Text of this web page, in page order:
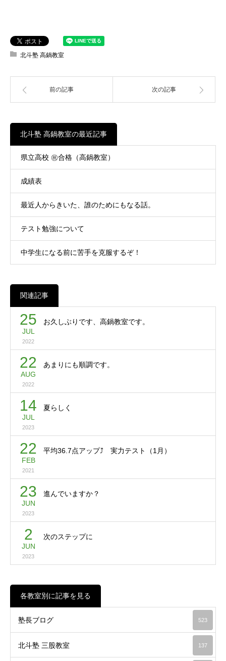
北斗塾 高鍋教室
前の記事 次の記事
北斗塾 高鍋教室の最近記事
県立高校 ㊗合格（高鍋教室）
成績表
最近人からきいた、誰のためにもなる話。
テスト勉強について
中学生になる前に苦手を克服するぞ！
関連記事
25
JUL
2022
お久しぶりです、高鍋教室です。
22
AUG
2022
あまりにも順調です。
14
JUL
2023
夏らしく
22
FEB
2021
平均36.7点アップ⤴ 実力テスト（1月）
23
JUN
2023
進んでいますか？
2
JUN
2023
次のステップに
各教室別に記事を見る
塾長ブログ 523
北斗塾 三股教室 137